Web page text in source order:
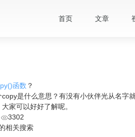
首页 文章
函数 ？
是什么意思？有没有小伙伴光从名字
家可以好好了解呢。
3302
相关搜索